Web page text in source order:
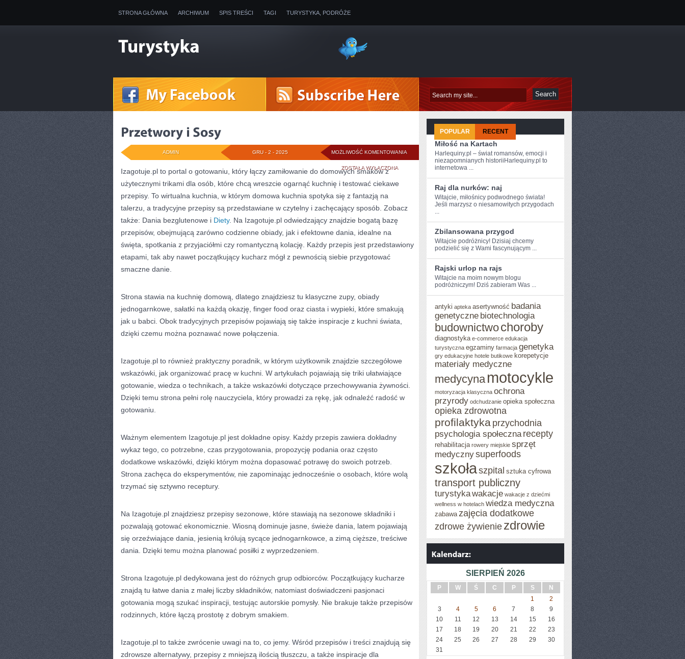
STRONA GŁÓWNA ARCHIWUM SPIS TREŚCI TAGI TURYSTYKA, PODRÓŻE
MOŻLIWOŚĆ KOMENTOWANIA PRZETWORY
SOSY
ZOSTAŁA WYŁĄCZONA
GRU - 2 - 2025
ADMIN
Izagotuje.pl to portal o gotowaniu, który łączy zamiłowanie do domowych smaków z
użytecznymi trikami dla osób, które chcą wreszcie ogarnąć kuchnię i testować ciekawe
przepisy. To wirtualna kuchnia, w którym domowa kuchnia spotyka się z fantazją na
talerzu, a tradycyjne przepisy są przedstawiane w czytelny i zachęcający sposób. Zobacz
także: Dania bezglutenowe i Diety. Na Izagotuje.pl odwiedzający znajdzie bogatą bazę
przepisów, obejmującą zarówno codzienne obiady, jak i efektowne dania, idealne na
święta, spotkania z przyjaciółmi czy romantyczną kolację. Każdy przepis jest przedstawiony
etapami, tak aby nawet początkujący kucharz mógł z pewnością siebie przygotować
smaczne danie.
Strona stawia na kuchnię domową, dlatego znajdziesz tu klasyczne zupy, obiady
jednogarnkowe, sałatki na każdą okazję, finger food oraz ciasta i wypieki, które smakują
jak u babci. Obok tradycyjnych przepisów pojawiają się także inspiracje z kuchni świata,
dzięki czemu można poznawać nowe połączenia.
Izagotuje.pl to również praktyczny poradnik, w którym użytkownik znajdzie szczegółowe
wskazówki, jak organizować pracę w kuchni. W artykułach pojawiają się triki ułatwiające
gotowanie, wiedza o technikach, a także wskazówki dotyczące przechowywania żywności.
Dzięki temu strona pełni rolę nauczyciela, który prowadzi za rękę, jak odnaleźć radość w
gotowaniu.
Ważnym elementem Izagotuje.pl jest dokładne opisy. Każdy przepis zawiera dokładny
wykaz tego, co potrzebne, czas przygotowania, propozycję podania oraz często
dodatkowe wskazówki, dzięki którym można dopasować potrawę do swoich potrzeb.
Strona zachęca do eksperymentów, nie zapominając jednocześnie o osobach, które wolą
trzymać się sztywno receptury.
Na Izagotuje.pl znajdziesz przepisy sezonowe, które stawiają na sezonowe składniki i
pozwalają gotować ekonomicznie. Wiosną dominuje jasne, świeże dania, latem pojawiają
się orzeźwiające dania, jesienią królują sycące jednogarnkowce, a zimą cięższe, treściwe
dania. Dzięki temu można planować posiłki z wyprzedzeniem.
Strona Izagotuje.pl dedykowana jest do różnych grup odbiorców. Początkujący kucharze
znajdą tu łatwe dania z małej liczby składników, natomiast doświadczeni pasjonaci
gotowania mogą szukać inspiracji, testując autorskie pomysły. Nie brakuje także przepisów
rodzinnych, które łączą prostotę z dobrym smakiem.
Izagotuje.pl to także zwrócenie uwagi na to, co jemy. Wśród przepisów i treści znajdują się
zdrowsze alternatywy, przepisy z mniejszą ilością tłuszczu, a także inspiracje dla
POPULAR RECENT
Miłość na Kartach
Harlequiny.pl – świat romansów, emocji i
niezapomnianych historiiHarlequiny.pl to
internetowa ...
Raj dla nurków: naj
Witajcie, miłośnicy podwodnego świata!
Jeśli marzysz⁣ o ​niesamowitych przygodach
...
Zbilansowana przygod
Witajcie podróżnicy! Dzisiaj chcemy
⁣podzielić się z Wami fascynującym ...
Rajski urlop na rajs
Witajcie na moim nowym blogu
podróżniczym! Dziś zabieram Was ...
antyki apteka asertywność badania
genetyczne biotechnologia
budownictwochoroby
diagnostyka e-commerce edukacja
turystyczna egzaminy farmacja genetyka
gry edukacyjne hotele butikowe korepetycje
materiały medyczne
medycyna motocykle
motoryzacja klasyczna ochrona
przyrody odchudzanie opieka społeczna
opieka zdrowotna
profilaktyka przychodnia
psychologia społeczna recepty
rehabilitacja rowery miejskie sprzęt
medycznysuperfoods
szkołaszpital sztuka cyfrowa
transport publiczny
turystykawakacje wakacje z dziećmi
wellness w hotelach wiedza medyczna
zabawa zajęcia dodatkowe
zdrowe żywienie zdrowie
SIERPIEŃ 2026
P W Ś C P S
N
1
2
3
4 5 6 7 8
9
10
11 12 13 14 15
16
17
18 19 20 21 22
23
24
25 26 27 28 29
30
31